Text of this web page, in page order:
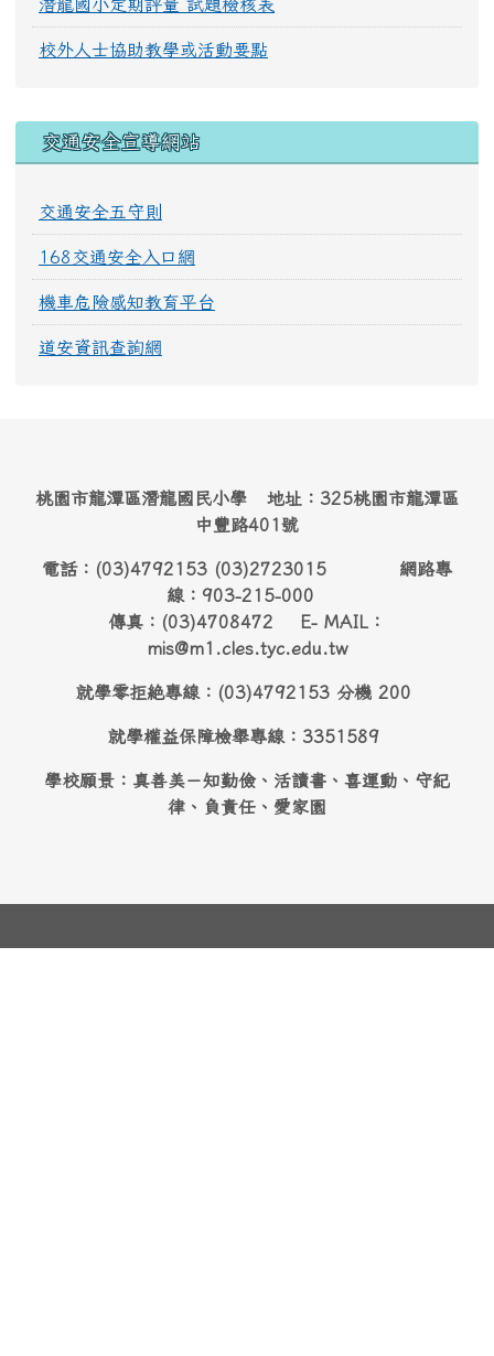
潛龍國小定期評量 試題檢核表
校外人士協助教學或活動要點
交通安全宣導網站
交通安全五守則
168交通安全入口網
機車危險感知教育平台
道安資訊查詢網
桃園市龍潭區潛龍國民小學 地址：325桃園市龍潭區
中豐路401號
電話：(03)4792153 (03)2723015 網路專
線：903-215-000
傳真：(03)4708472 E- MAIL：
mis@m1.cles.tyc.edu.tw
就學零拒絶專線：(03)4792153 分機 200
就學權益保障檢舉專線：3351589
學校願景：真善美－知勤儉、活讀書、喜運動、守紀
律、負責任、愛家園